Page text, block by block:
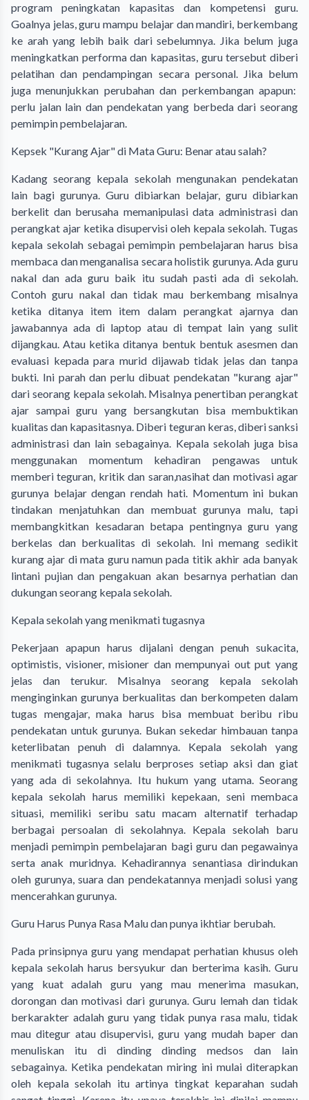
program peningkatan kapasitas dan kompetensi guru.
Goalnya jelas, guru mampu belajar dan mandiri, berkembang
ke arah yang lebih baik dari sebelumnya. Jika belum juga
meningkatkan performa dan kapasitas, guru tersebut diberi
pelatihan dan pendampingan secara personal. Jika belum
juga menunjukkan perubahan dan perkembangan apapun:
perlu jalan lain dan pendekatan yang berbeda dari seorang
pemimpin pembelajaran.
Kepsek "Kurang Ajar" di Mata Guru: Benar atau salah?
Kadang seorang kepala sekolah mengunakan pendekatan
lain bagi gurunya. Guru dibiarkan belajar, guru dibiarkan
berkelit dan berusaha memanipulasi data administrasi dan
perangkat ajar ketika disupervisi oleh kepala sekolah. Tugas
kepala sekolah sebagai pemimpin pembelajaran harus bisa
membaca dan menganalisa secara holistik gurunya. Ada guru
nakal dan ada guru baik itu sudah pasti ada di sekolah.
Contoh guru nakal dan tidak mau berkembang misalnya
ketika ditanya item item dalam perangkat ajarnya dan
jawabannya ada di laptop atau di tempat lain yang sulit
dijangkau. Atau ketika ditanya bentuk bentuk asesmen dan
evaluasi kepada para murid dijawab tidak jelas dan tanpa
bukti. Ini parah dan perlu dibuat pendekatan "kurang ajar"
dari seorang kepala sekolah. Misalnya penertiban perangkat
ajar sampai guru yang bersangkutan bisa membuktikan
kualitas dan kapasitasnya. Diberi teguran keras, diberi sanksi
administrasi dan lain sebagainya. Kepala sekolah juga bisa
menggunakan momentum kehadiran pengawas untuk
memberi teguran, kritik dan saran,nasihat dan motivasi agar
gurunya belajar dengan rendah hati. Momentum ini bukan
tindakan menjatuhkan dan membuat gurunya malu, tapi
membangkitkan kesadaran betapa pentingnya guru yang
berkelas dan berkualitas di sekolah. Ini memang sedikit
kurang ajar di mata guru namun pada titik akhir ada banyak
lintani pujian dan pengakuan akan besarnya perhatian dan
dukungan seorang kepala sekolah.
Kepala sekolah yang menikmati tugasnya
Pekerjaan apapun harus dijalani dengan penuh sukacita,
optimistis, visioner, misioner dan mempunyai out put yang
jelas dan terukur. Misalnya seorang kepala sekolah
menginginkan gurunya berkualitas dan berkompeten dalam
tugas mengajar, maka harus bisa membuat beribu ribu
pendekatan untuk gurunya. Bukan sekedar himbauan tanpa
keterlibatan penuh di dalamnya. Kepala sekolah yang
menikmati tugasnya selalu berproses setiap aksi dan giat
yang ada di sekolahnya. Itu hukum yang utama. Seorang
kepala sekolah harus memiliki kepekaan, seni membaca
situasi, memiliki seribu satu macam alternatif terhadap
berbagai persoalan di sekolahnya. Kepala sekolah baru
menjadi pemimpin pembelajaran bagi guru dan pegawainya
serta anak muridnya. Kehadirannya senantiasa dirindukan
oleh gurunya, suara dan pendekatannya menjadi solusi yang
mencerahkan gurunya.
Guru Harus Punya Rasa Malu dan punya ikhtiar berubah.
Pada prinsipnya guru yang mendapat perhatian khusus oleh
kepala sekolah harus bersyukur dan berterima kasih. Guru
yang kuat adalah guru yang mau menerima masukan,
dorongan dan motivasi dari gurunya. Guru lemah dan tidak
berkarakter adalah guru yang tidak punya rasa malu, tidak
mau ditegur atau disupervisi, guru yang mudah baper dan
menuliskan itu di dinding dinding medsos dan lain
sebagainya. Ketika pendekatan miring ini mulai diterapkan
oleh kepala sekolah itu artinya tingkat keparahan sudah